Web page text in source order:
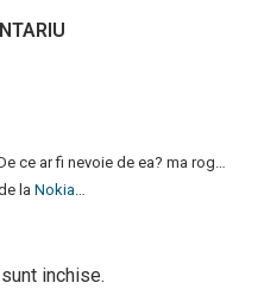
ce ar fi nevoie de ea? ma rog…
la Nokia…
inchise.